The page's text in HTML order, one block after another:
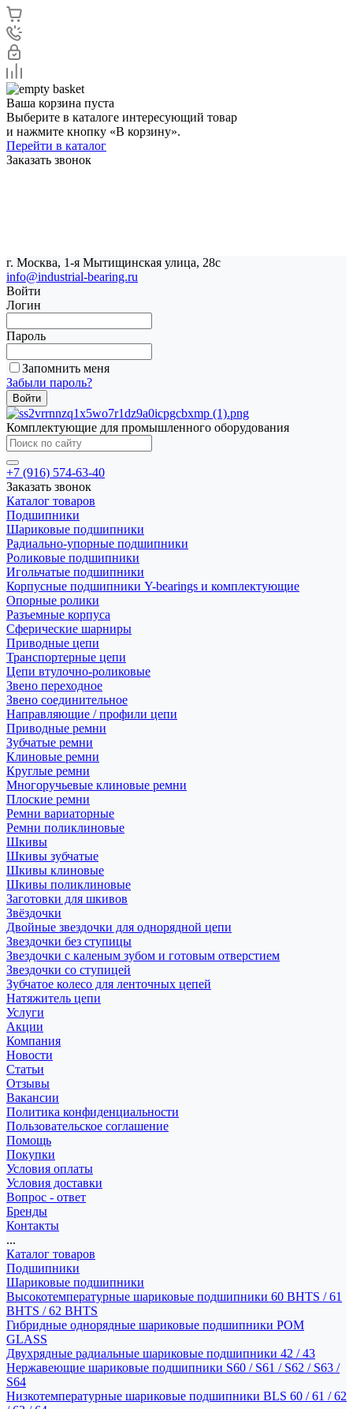
Ваша корзина пуста
Выберите в каталоге интересующий товар
и нажмите кнопку «В корзину».
Перейти в каталог
Заказать звонок
г. Москва, 1-я Мытищинская улица, 28с
info@industrial-bearing.ru
Войти
Логин
Пароль
Запомнить меня
Забыли пароль?
Комплектующие для промышленного оборудования
+7 (916) 574-63-40
Заказать звонок
Каталог товаров
Подшипники
Шариковые подшипники
Радиально-упорные подшипники
Роликовые подшипники
Игольчатые подшипники
Корпусные подшипники Y-bearings и комплектующие
Опорные ролики
Разъемные корпуса
Сферические шарниры
Приводные цепи
Транспортерные цепи
Цепи втулочно-роликовые
Звено переходное
Звено соединительное
Направляющие / профили цепи
Приводные ремни
Зубчатые ремни
Клиновые ремни
Круглые ремни
Многоручьевые клиновые ремни
Плоские ремни
Ремни вариаторные
Ремни поликлиновые
Шкивы
Шкивы зубчатые
Шкивы клиновые
Шкивы поликлиновые
Заготовки для шкивов
Звёздочки
Двойные звездочки для однорядной цепи
Звездочки без ступицы
Звездочки с каленым зубом и готовым отверстием
Звездочки со ступицей
Зубчатое колесо для ленточных цепей
Натяжитель цепи
Услуги
Акции
Компания
Новости
Статьи
Отзывы
Вакансии
Политика конфиденциальности
Пользовательское соглашение
Помощь
Покупки
Условия оплаты
Условия доставки
Вопрос - ответ
Бренды
Контакты
...
Каталог товаров
Подшипники
Шариковые подшипники
Высокотемпературные шариковые подшипники 60 BHTS / 61
BHTS / 62 BHTS
Гибридные однорядные шариковые подшипники POM
GLASS
Двухрядные радиальные шариковые подшипники 42 / 43
Нержавеющие шариковые подшипники S60 / S61 / S62 / S63 /
S64
Низкотемпературные шариковые подшипники BLS 60 / 61 / 62